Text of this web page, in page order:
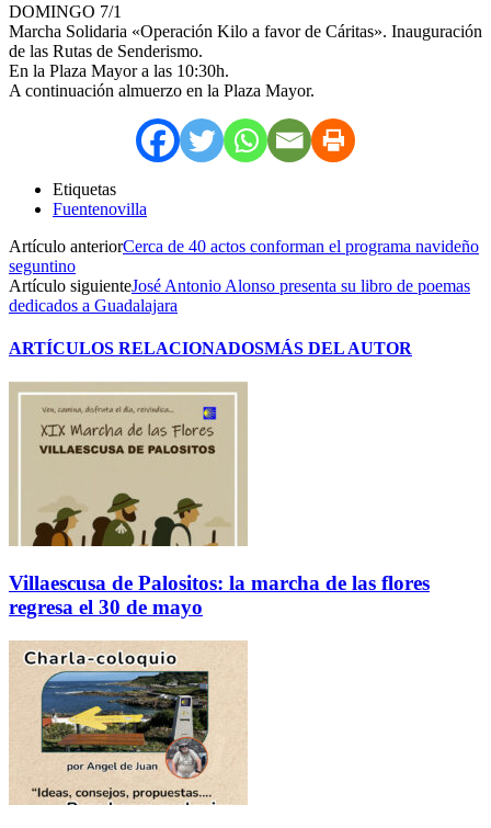
DOMINGO 7/1
Marcha Solidaria «Operación Kilo a favor de Cáritas». Inauguración
de las Rutas de Senderismo.
En la Plaza Mayor a las 10:30h.
A continuación almuerzo en la Plaza Mayor.
Etiquetas
Fuentenovilla
Artículo anteriorCerca de 40 actos conforman el programa navideño
seguntino
Artículo siguienteJosé Antonio Alonso presenta su libro de poemas
dedicados a Guadalajara
ARTÍCULOS RELACIONADOSMÁS DEL AUTOR
Villaescusa de Palositos: la marcha de las flores
regresa el 30 de mayo